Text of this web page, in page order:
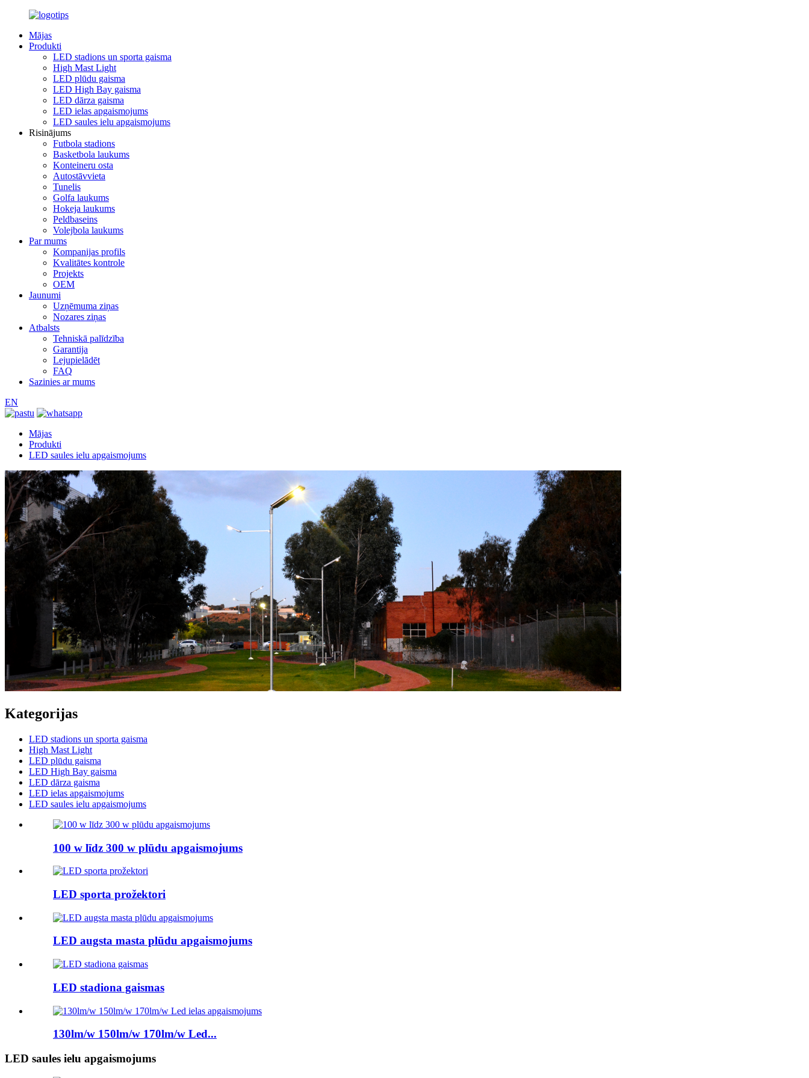
Mājas
Produkti
LED stadions un sporta gaisma
High Mast Light
LED plūdu gaisma
LED High Bay gaisma
LED dārza gaisma
LED ielas apgaismojums
LED saules ielu apgaismojums
Risinājums
Futbola stadions
Basketbola laukums
Konteineru osta
Autostāvvieta
Tunelis
Golfa laukums
Hokeja laukums
Peldbaseins
Volejbola laukums
Par mums
Kompanijas profils
Kvalitātes kontrole
Projekts
OEM
Jaunumi
Uzņēmuma ziņas
Nozares ziņas
Atbalsts
Tehniskā palīdzība
Garantija
Lejupielādēt
FAQ
Sazinies ar mums
EN
Mājas
Produkti
LED saules ielu apgaismojums
Kategorijas
LED stadions un sporta gaisma
High Mast Light
LED plūdu gaisma
LED High Bay gaisma
LED dārza gaisma
LED ielas apgaismojums
LED saules ielu apgaismojums
100 w līdz 300 w plūdu apgaismojums
LED sporta prožektori
LED augsta masta plūdu apgaismojums
LED stadiona gaismas
130lm/w 150lm/w 170lm/w Led...
LED saules ielu apgaismojums